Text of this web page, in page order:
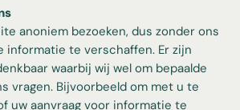
anoniem bezoeken, dus zonder ons
informatie te verschaffen. Er zijn
waarbij wij wel om bepaalde
vragen. Bijvoorbeeld om met u te
uw aanvraag voor informatie te